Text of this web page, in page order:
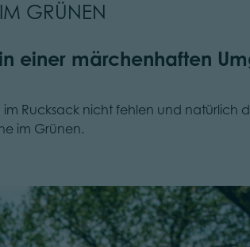
GRÜNEN
einer märchenhaften
Rucksack nicht fehlen und natürlich
im Grünen.